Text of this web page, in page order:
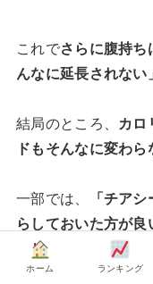
これでさらに腹持ち
んなに延長されない」
結局のところ、 カロ
ドもそんなに変わら
一部では、
「チア
らしておいた方が良
それを踏まえても
ホーム ランキング